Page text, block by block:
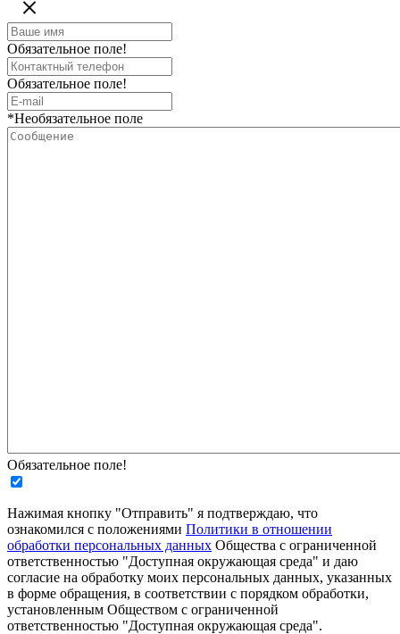
Обязательное поле!
Обязательное поле!
*Необязательное поле
Обязательное поле!
Нажимая кнопку "Отправить" я подтверждаю, что
ознакомился с положениями Политики в отношении
обработки персональных данных Общества с ограниченной
ответственностью "Доступная окружающая среда" и даю
согласие на обработку моих персональных данных, указанных
в форме обращения, в соответствии с порядком обработки,
установленным Обществом с ограниченной
ответственностью "Доступная окружающая среда".